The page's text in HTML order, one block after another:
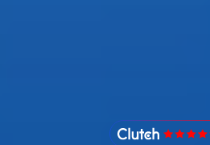
IMADO Reviews